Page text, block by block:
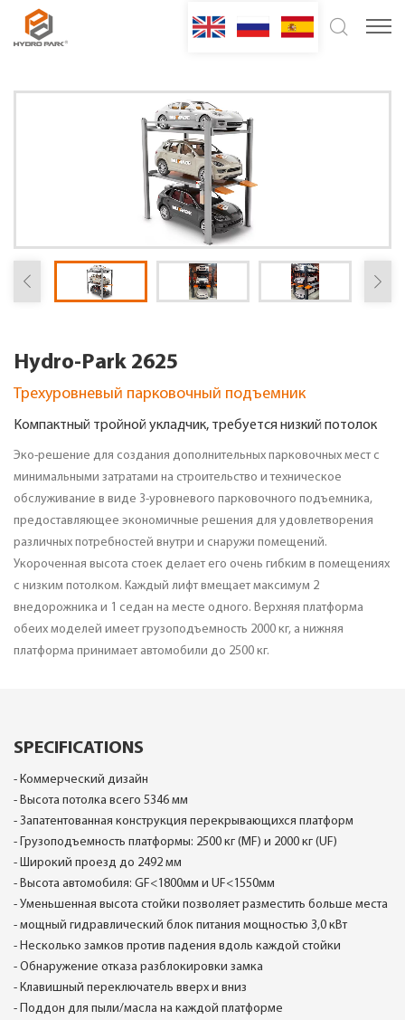
Hydro-Park 2625
Трехуровневый парковочный подъемник
Компактный тройной укладчик, требуется низкий потолок
Эко-решение для создания дополнительных парковочных мест с
минимальными затратами на строительство и техническое
обслуживание в виде 3-уровневого парковочного подъемника,
предоставляющее экономичные решения для удовлетворения
различных потребностей внутри и снаружи помещений.
Укороченная высота стоек делает его очень гибким в помещениях
с низким потолком. Каждый лифт вмещает максимум 2
внедорожника и 1 седан на месте одного. Верхняя платформа
обеих моделей имеет грузоподъемность 2000 кг, а нижняя
платформа принимает автомобили до 2500 кг.
SPECIFICATIONS
- Коммерческий дизайн
- Высота потолка всего 5346 мм
- Запатентованная конструкция перекрывающихся платформ
- Грузоподъемность платформы: 2500 кг (MF) и 2000 кг (UF)
- Широкий проезд до 2492 мм
- Высота автомобиля: GF<1800мм и UF<1550мм
- Уменьшенная высота стойки позволяет разместить больше места
- мощный гидравлический блок питания мощностью 3,0 кВт
- Несколько замков против падения вдоль каждой стойки
- Обнаружение отказа разблокировки замка
- Клавишный переключатель вверх и вниз
- Поддон для пыли/масла на каждой платформе